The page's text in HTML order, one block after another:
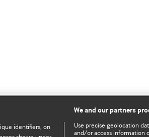
identifiers, on
We and our partners
Use precise geolocation
and/or access information